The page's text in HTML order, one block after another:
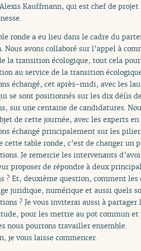
Kauffmann, qui est chef de
ronde a eu lieu dans le cadre du
Nous avons collaboré sur l’appel à
la transition écologique, tout cela
au service de la transition
échangé, cet après-midi, avec les
se sont positionnés sur les dix défis
sur une centaine de candidatures.
de cette journée, avec les experts
échangé principalement sur les
cette table ronde, c’est de changer un
Je remercie les intervenants
proposer de répondre à deux
? Et, deuxième question, comment
juridique, numérique et aussi quels
? Je vous inviterai aussi à
pour les mettre au pot commun
nous pourrons travailler ensemble.
je vous laisse commencer.